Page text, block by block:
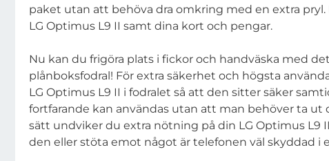
paket utan att behöva dra omkring med en extra pryl.
LG Optimus L9 II samt dina kort och pengar.
Nu kan du frigöra plats i fickor och handväska med
plånboksfodral! För extra säkerhet och högsta
LG Optimus L9 II i fodralet så att den sitter säker
fortfarande kan användas utan att man behöver ta ut
sätt undviker du extra nötning på din LG Optimus L9
den eller stöta emot något är telefonen väl skyddad i